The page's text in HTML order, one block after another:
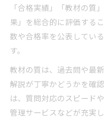
「合格実績」「教材の質
果」を総合的に評価する
数や合格率を公表してい
す。
教材の質は、過去問や最
解説が丁寧かどうかを確
は、質問対応のスピード
管理サービスなどが充実